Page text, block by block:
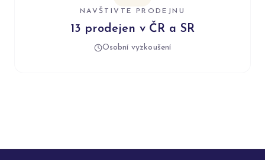
NAVŠTIVTE PRODEJNU
13 prodejen v ČR a SR
Osobní vyzkoušení